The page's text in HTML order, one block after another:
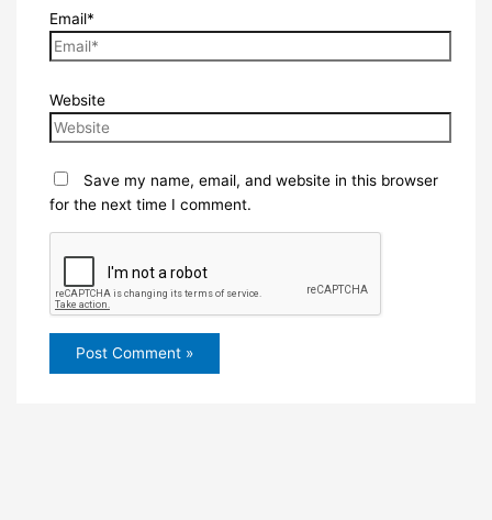
Email*
Website
Save my name, email, and website in this browser
for the next time I comment.